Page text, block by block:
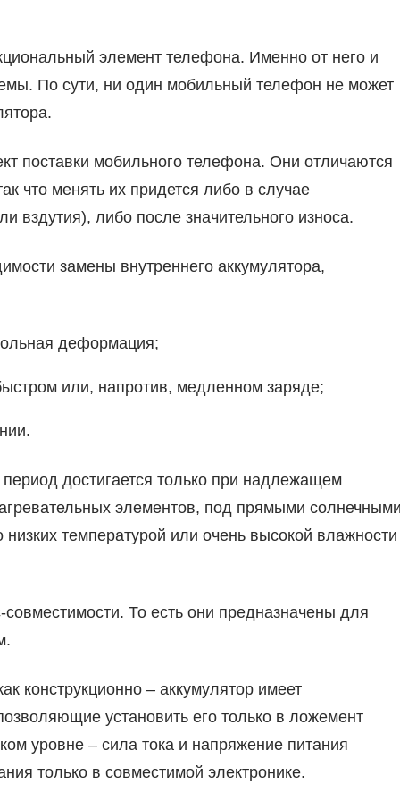
элемент телефона. Именно от него и
По сути, ни один мобильный телефон не может
поставки мобильного телефона. Они отличаются
что менять их придется либо в случае
вздутия), либо после значительного износа.
замены внутреннего аккумулятора,
деформация;
или, напротив, медленном заряде;
достигается только при надлежащем
элементов, под прямыми
температурой или очень высокой влажности
То есть они предназначены для
конструкционно – аккумулятор имеет
установить его только в ложемент
уровне – сила тока и напряжение питания
только в совместимой электронике.